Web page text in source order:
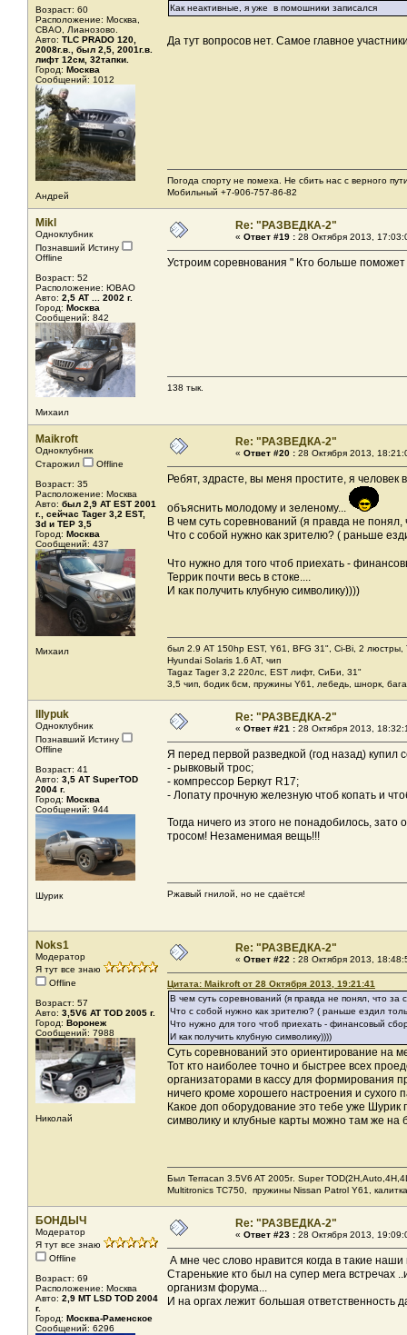
Возраст: 60
Расположение: Москва,
СВАО, Лианозово.
Авто: TLC PRADO 120,
2008г.в., был 2,5, 2001г.в.
лифт 12см, 32тапки.
Город: Москва
Сообщений: 1012
Андрей
Как неактивные, я уже в помошники записался
Да тут вопросов нет. Самое главное
Погода спорту не помеха. Не сбить нас с верного
Мобильный +7-906-757-86-82
Mikl
Одноклубник
Познавший Истину
Offline
Возраст: 52
Расположение: ЮВАО
Авто: 2,5 AT ... 2002 г.
Город: Москва
Сообщений: 842
Михаил
Re: "РАЗВЕДКА-2"
« Ответ #19 : 28 Октября 2013,
Устроим соревнования " Кто больше
138 тык.
Maikroft
Одноклубник
Старожил
Offline
Возраст: 35
Расположение: Москва
Авто: был 2,9 AT EST 2001
г., сейчас Tager 3,2 EST,
3d и ТЕР 3,5
Город: Москва
Сообщений: 437
Михаил
Re: "РАЗВЕДКА-2"
« Ответ #20 : 28 Октября 2013,
Ребят, здрасте, вы меня простите, я
объяснить молодому и зеленому...
В чем суть соревнований (я правда не понял,
Что с собой нужно как зрителю? ( раньше
Что нужно для того чтоб приехать -
Террик почти весь в стоке....
И как получить клубную символику))))
был 2.9 AT 150hp EST, Y61, BFG 31", Ci-Bi, 2 люстры,
Hyundai Solaris 1.6 AT, чип
Tagaz Tager 3,2 220лс, EST лифт, СиБи, 31"
3,5 чип, бодик 6см, пружины Y61, лебедь, шнорк,
IIIypuk
Одноклубник
Познавший Истину
Offline
Возраст: 41
Авто: 3,5 АТ SuperTOD
2004 г.
Город: Москва
Сообщений: 944
Шурик
Re: "РАЗВЕДКА-2"
« Ответ #21 : 28 Октября 2013,
Я перед первой разведкой (год назад) купил
- рывковый трос;
- компрессор Беркут R17;
- Лопату прочную железную чтоб копать и
Тогда ничего из этого не понадобилось,
тросом! Незаменимая вещь!!!
Ржавый гнилой, но не сдаётся!
Noks1
Модератор
Я тут все знаю
Offline
Возраст: 57
Авто: 3,5V6 AT TOD 2005 г.
Город: Воронеж
Сообщений: 7988
Николай
Re: "РАЗВЕДКА-2"
« Ответ #22 : 28 Октября 2013,
Цитата: Maikroft от 28 Октября 2013, 19:21:41
В чем суть соревнований (я правда не понял, что за
Что с собой нужно как зрителю? ( раньше ездил
Что нужно для того чтоб приехать - финансовый
И как получить клубную символику))))
Суть соревнований это ориентирование на
Тот кто наиболее точно и быстрее всех
организаторами в кассу для формирования
ничего кроме хорошего настроения и сухого
Какое доп оборудование это тебе уже Шурик
символику и клубные карты можно там же на
Был Terracan 3.5V6 AT 2005г. Super
Мultitronics TC750, пружины Nissan Patrol Y61, калитка
БОНДЫЧ
Модератор
Я тут все знаю
Offline
Возраст: 69
Расположение: Москва
Авто: 2,9 МТ LSD ТОD 2004
г.
Город: Москва-Раменское
Сообщений: 6296
Re: "РАЗВЕДКА-2"
« Ответ #23 : 28 Октября 2013,
А мне чес слово нравится когда в такие
Старенькие кто был на супер мега встречах
организм форума...
И на оргах лежит большая ответственность